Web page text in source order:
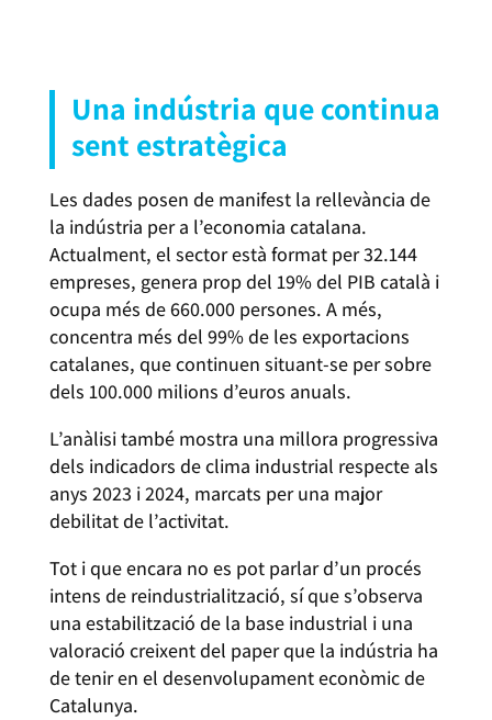
Una indústria que continua
sent estratègica
Les dades posen de manifest la rellevància de
la indústria per a l’economia catalana.
Actualment, el sector està format per 32.144
empreses, genera prop del 19% del PIB català i
ocupa més de 660.000 persones. A més,
concentra més del 99% de les exportacions
catalanes, que continuen situant-se per sobre
dels 100.000 milions d’euros anuals.
L’anàlisi també mostra una millora progressiva
dels indicadors de clima industrial respecte als
anys 2023 i 2024, marcats per una major
debilitat de l’activitat.
Tot i que encara no es pot parlar d’un procés
intens de reindustrialització, sí que s’observa
una estabilització de la base industrial i una
valoració creixent del paper que la indústria ha
de tenir en el desenvolupament econòmic de
Catalunya.